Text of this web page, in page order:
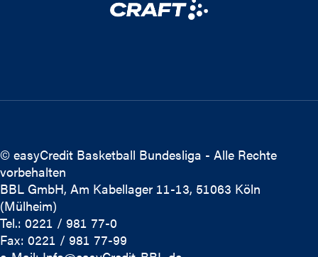
© easyCredit Basketball Bundesliga - Alle Rechte
vorbehalten
BBL GmbH, Am Kabellager 11-13, 51063 Köln
(Mülheim)
Tel.: 0221 / 981 77-0
Fax: 0221 / 981 77-99